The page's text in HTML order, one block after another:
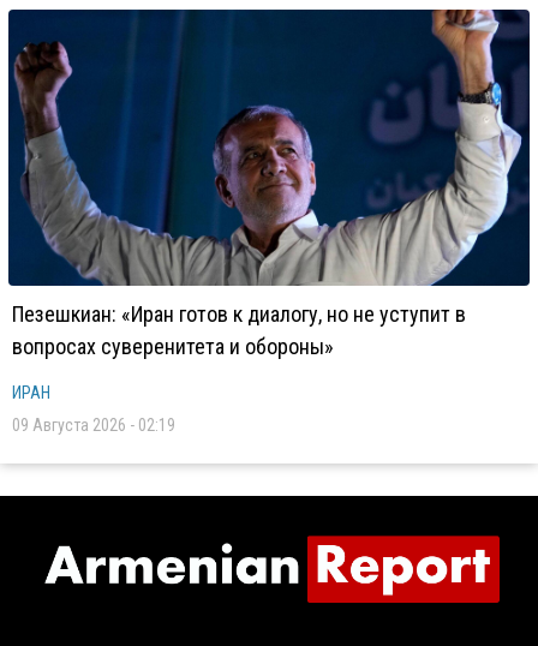
Пезешкиан: «Иран готов к диалогу, но не уступит в
вопросах суверенитета и обороны»
ИРАН
09 Августа 2026 - 02:19